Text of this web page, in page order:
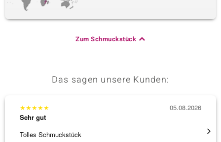
Zum Schmuckstück
Das sagen unsere Kunden:
★★★★★
Sehr gut
Tolles Schmuckstück
05.08.2026
Ich